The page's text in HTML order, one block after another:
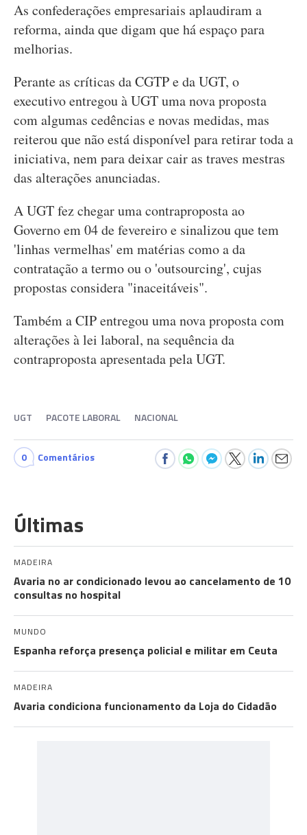
As confederações empresariais aplaudiram a
reforma, ainda que digam que há espaço para
melhorias.
Perante as críticas da CGTP e da UGT, o
executivo entregou à UGT uma nova proposta
com algumas cedências e novas medidas, mas
reiterou que não está disponível para retirar toda a
iniciativa, nem para deixar cair as traves mestras
das alterações anunciadas.
A UGT fez chegar uma contraproposta ao
Governo em 04 de fevereiro e sinalizou que tem
'linhas vermelhas' em matérias como a da
contratação a termo ou o 'outsourcing', cujas
propostas considera "inaceitáveis".
Também a CIP entregou uma nova proposta com
alterações à lei laboral, na sequência da
contraproposta apresentada pela UGT.
UGT PACOTE LABORAL NACIONAL
0 Comentários
Últimas
MADEIRA
Avaria no ar condicionado levou ao cancelamento de 10
consultas no hospital
MUNDO
Espanha reforça presença policial e militar em Ceuta
MADEIRA
Avaria condiciona funcionamento da Loja do Cidadão